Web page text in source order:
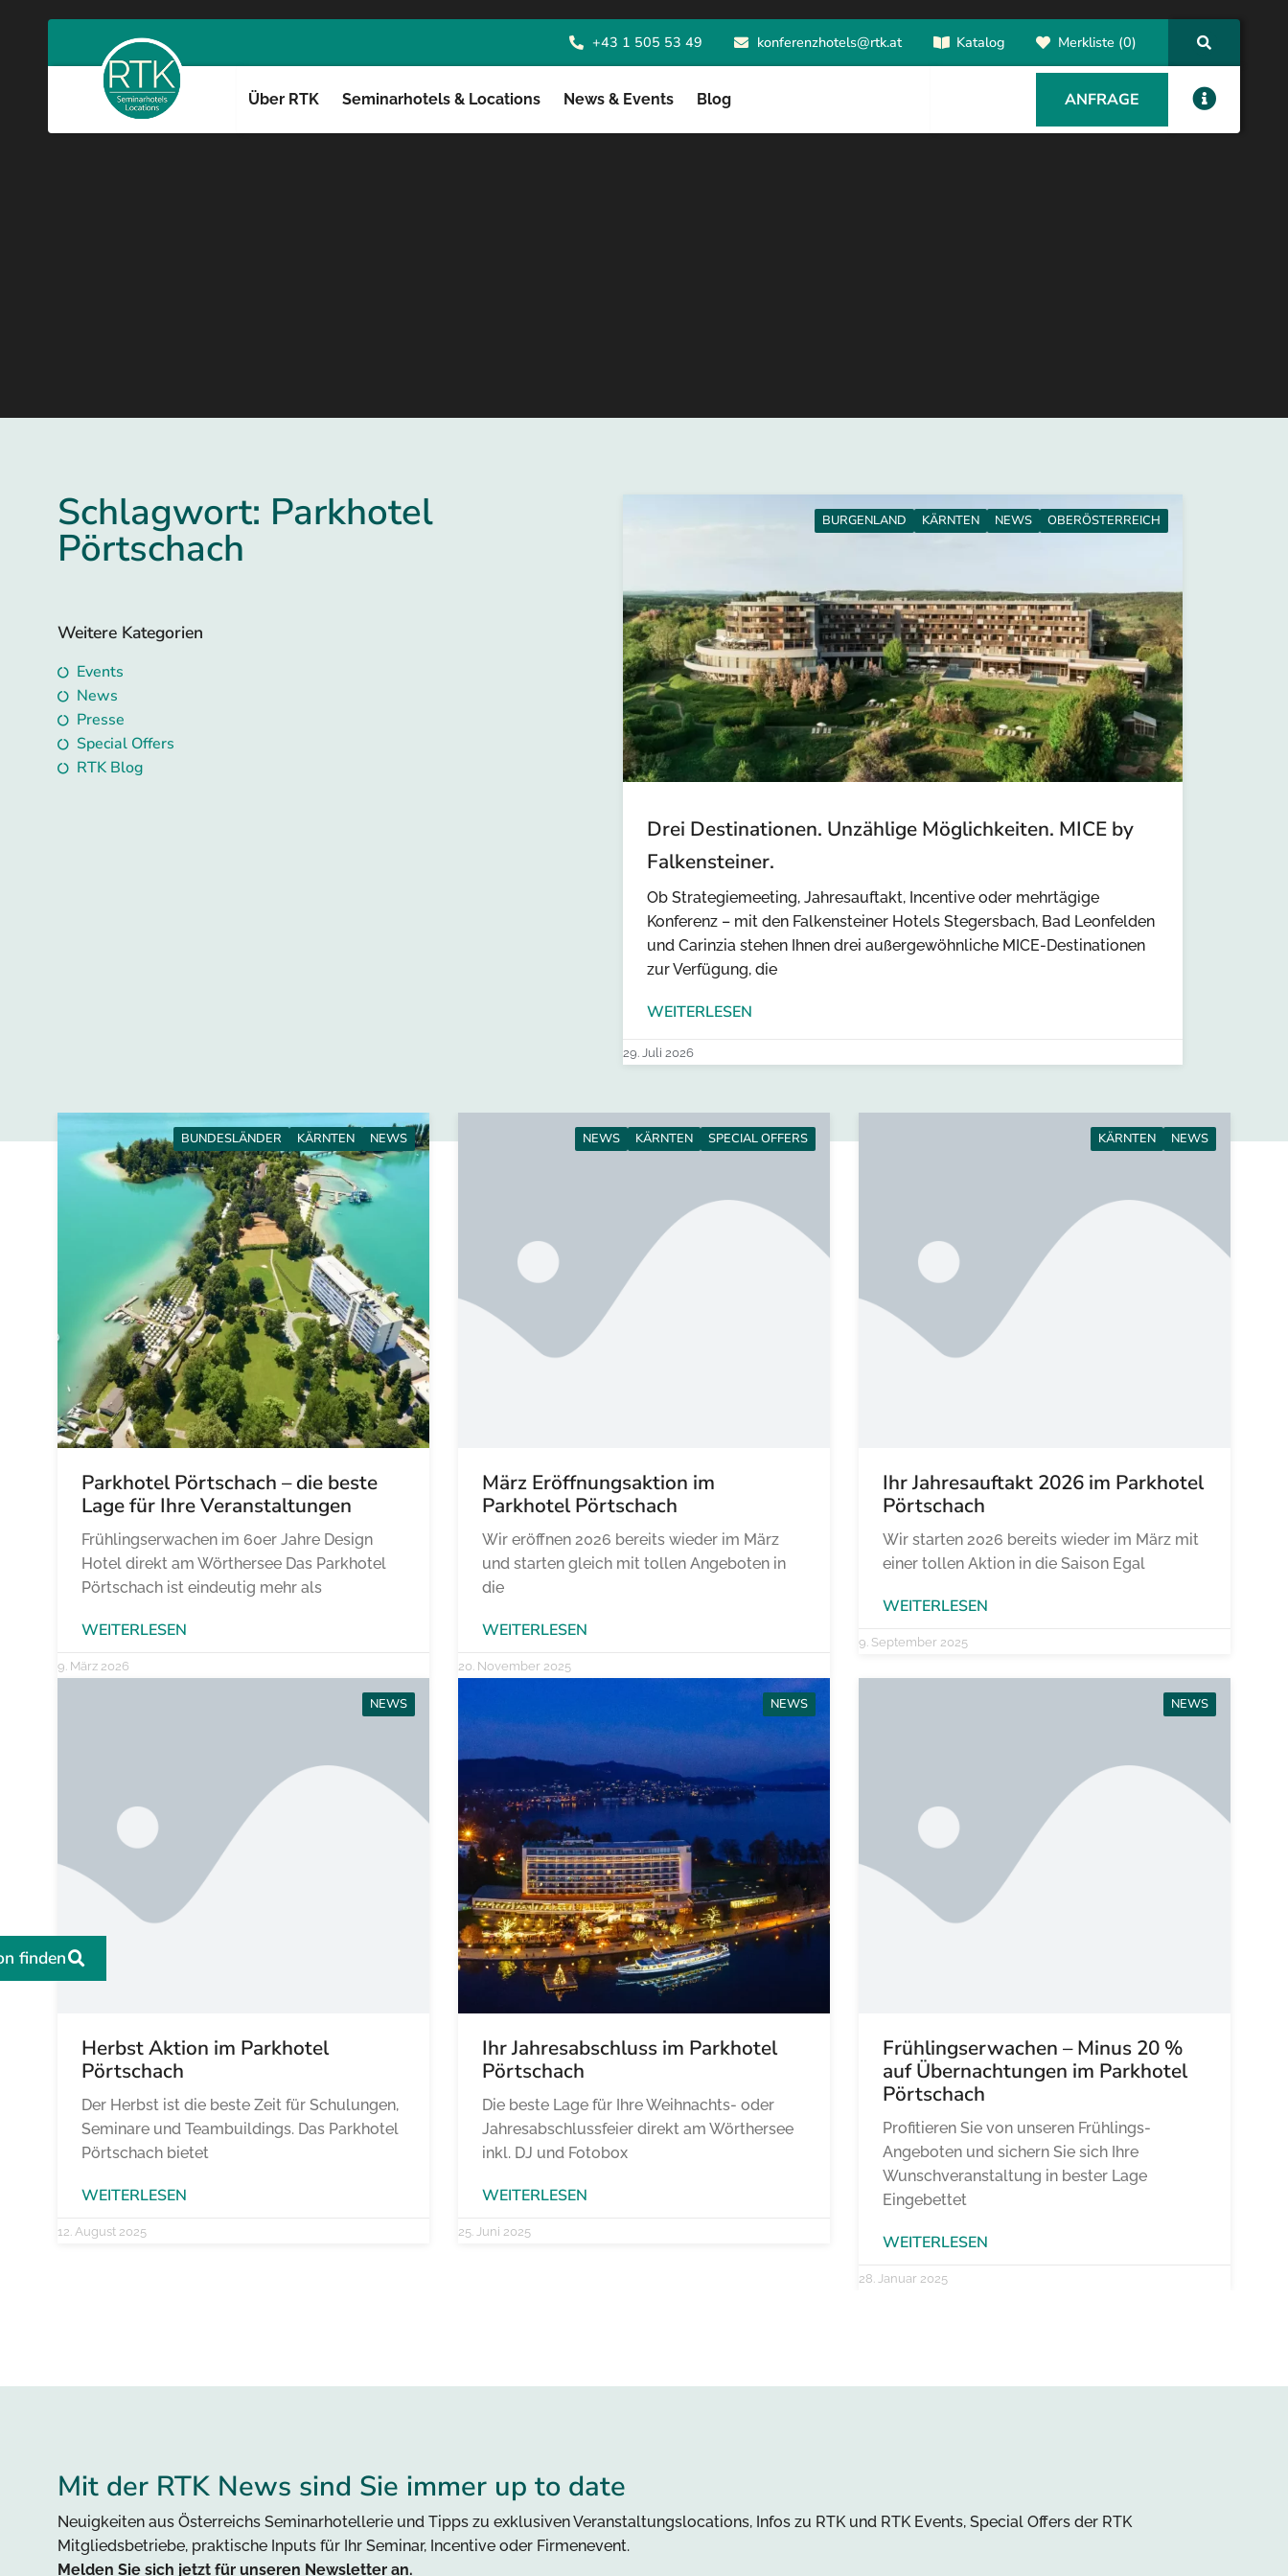
+43 1 505 53 49 konferenzhotels@rtk.at Katalog Merkliste (0)
Über RTK Seminarhotels & Locations News & Events Blog ANFRAGE
finden
Schlagwort: Parkhotel
Pörtschach
Weitere Kategorien
Events
News
Presse
Special Offers
RTK Blog
Drei Destinationen. Unzählige Möglichkeiten. MICE by
Falkensteiner.
Ob Strategiemeeting, Jahresauftakt, Incentive oder mehrtägige
Konferenz – mit den Falkensteiner Hotels Stegersbach, Bad Leonfelden
und Carinzia stehen Ihnen drei außergewöhnliche MICE-Destinationen
zur Verfügung, die
WEITERLESEN
29. Juli 2026
BURGENLAND KÄRNTEN NEWS OBERÖSTERREICH
Parkhotel Pörtschach – die beste
Lage für Ihre Veranstaltungen
Frühlingserwachen im 60er Jahre Design
Hotel direkt am Wörthersee Das Parkhotel
Pörtschach ist eindeutig mehr als
WEITERLESEN
9. März 2026
BUNDESLÄNDER KÄRNTEN NEWS
März Eröffnungsaktion im
Parkhotel Pörtschach
Wir eröffnen 2026 bereits wieder im März
und starten gleich mit tollen Angeboten in
die
WEITERLESEN
20. November 2025
NEWS KÄRNTEN SPECIAL OFFERS
Ihr Jahresauftakt 2026 im Parkhotel
Pörtschach
Wir starten 2026 bereits wieder im März mit
einer tollen Aktion in die Saison Egal
WEITERLESEN
9. September 2025
KÄRNTEN NEWS
Herbst Aktion im Parkhotel
Pörtschach
Der Herbst ist die beste Zeit für Schulungen,
Seminare und Teambuildings. Das Parkhotel
Pörtschach bietet
WEITERLESEN
12. August 2025
NEWS
Ihr Jahresabschluss im Parkhotel
Pörtschach
Die beste Lage für Ihre Weihnachts- oder
Jahresabschlussfeier direkt am Wörthersee
inkl. DJ und Fotobox
WEITERLESEN
25. Juni 2025
NEWS
Frühlingserwachen – Minus 20 %
auf Übernachtungen im Parkhotel
Pörtschach
Profitieren Sie von unseren Frühlings-
Angeboten und sichern Sie sich Ihre
Wunschveranstaltung in bester Lage
Eingebettet
WEITERLESEN
28. Januar 2025
NEWS
Mit der RTK News sind Sie immer up to date
Neuigkeiten aus Österreichs Seminarhotellerie und Tipps zu exklusiven Veranstaltungslocations, Infos zu RTK und RTK Events, Special Offers der RTK
Mitgliedsbetriebe, praktische Inputs für Ihr Seminar, Incentive oder Firmenevent.
Melden Sie sich jetzt für unseren Newsletter an.